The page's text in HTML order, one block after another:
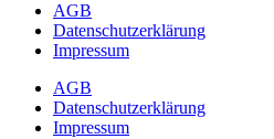
AGB
Datenschutzerklärung
Impressum
AGB
Datenschutzerklärung
Impressum